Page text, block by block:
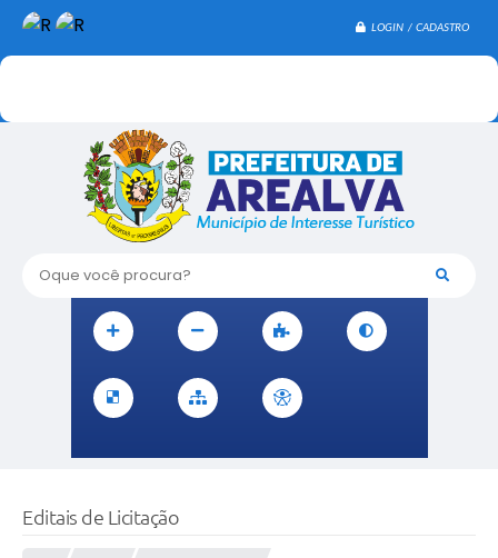
LOGIN / CADASTRO
Oque você procura?
Editais de Licitação